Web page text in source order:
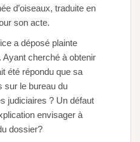
d’oiseaux, traduite en
son acte.
a déposé plainte
Ayant cherché à obtenir
été répondu que sa
sur le bureau du
judiciaires ? Un défaut
envisager à
dossier?